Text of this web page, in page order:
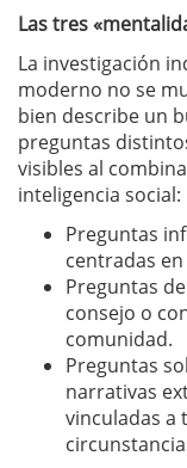
Las tres
La investigación
moderno no se
bien describe un
preguntas
visibles al
inteligencia social:
Preguntas
centradas
Preguntas
consejo o
comunidad.
Preguntas
narrativas
vinculadas a